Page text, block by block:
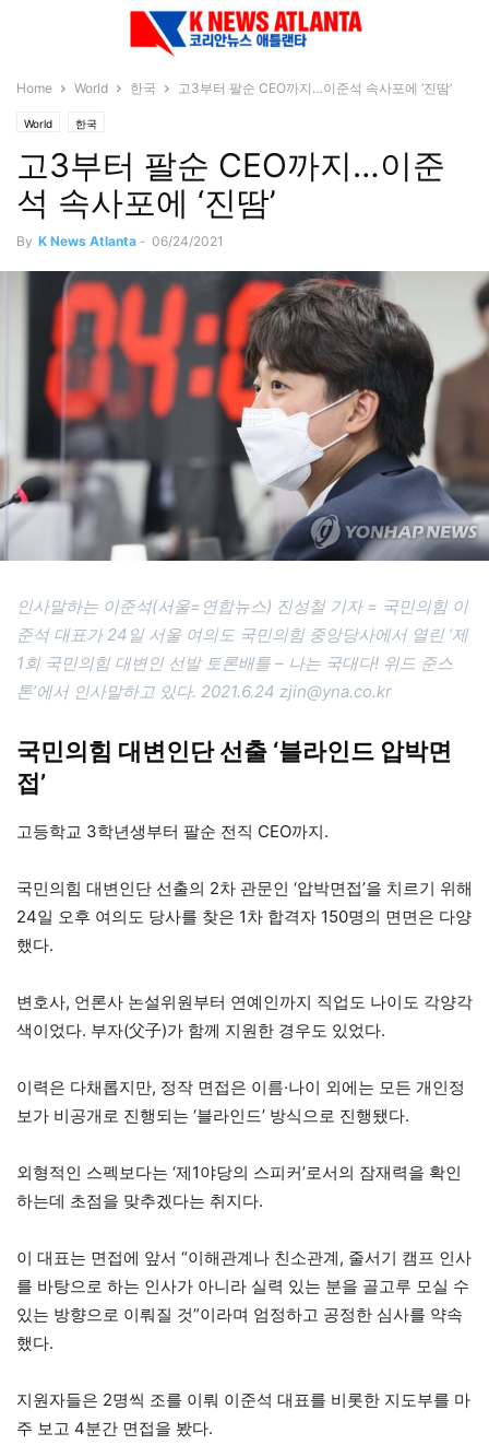
Home World 한국 고3부터 팔순 CEO까지…이준석 속사포에 ‘진땀’
World 한국
고3부터 팔순 CEO까지…이준
석 속사포에 ‘진땀’
By K News Atlanta - 06/24/2021
인사말하는 이준석(서울=연합뉴스) 진성철 기자 = 국민의힘 이
준석 대표가 24일 서울 여의도 국민의힘 중앙당사에서 열린 ‘제
1회 국민의힘 대변인 선발 토론배틀 – 나는 국대다! 위드 준스
톤’에서 인사말하고 있다. 2021.6.24 zjin@yna.co.kr
국민의힘 대변인단 선출 ‘블라인드 압박면
접’
고등학교 3학년생부터 팔순 전직 CEO까지.
국민의힘 대변인단 선출의 2차 관문인 ‘압박면접’을 치르기 위해
24일 오후 여의도 당사를 찾은 1차 합격자 150명의 면면은 다양
했다.
변호사, 언론사 논설위원부터 연예인까지 직업도 나이도 각양각
색이었다. 부자(父子)가 함께 지원한 경우도 있었다.
이력은 다채롭지만, 정작 면접은 이름·나이 외에는 모든 개인정
보가 비공개로 진행되는 ‘블라인드’ 방식으로 진행됐다.
외형적인 스펙보다는 ‘제1야당의 스피커’로서의 잠재력을 확인
하는데 초점을 맞추겠다는 취지다.
이 대표는 면접에 앞서 “이해관계나 친소관계, 줄서기 캠프 인사
를 바탕으로 하는 인사가 아니라 실력 있는 분을 골고루 모실 수
있는 방향으로 이뤄질 것”이라며 엄정하고 공정한 심사를 약속
했다.
지원자들은 2명씩 조를 이뤄 이준석 대표를 비롯한 지도부를 마
주 보고 4분간 면접을 봤다.